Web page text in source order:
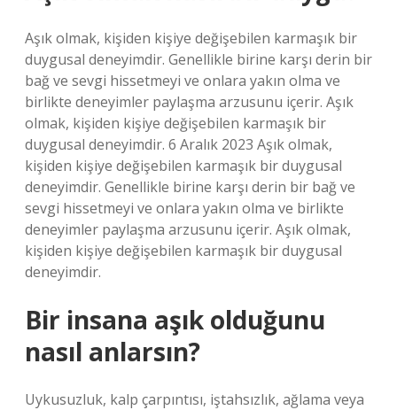
Aşık olmak, kişiden kişiye değişebilen karmaşık bir
duygusal deneyimdir. Genellikle birine karşı derin bir
bağ ve sevgi hissetmeyi ve onlara yakın olma ve
birlikte deneyimler paylaşma arzusunu içerir. Aşık
olmak, kişiden kişiye değişebilen karmaşık bir
duygusal deneyimdir. 6 Aralık 2023 Aşık olmak,
kişiden kişiye değişebilen karmaşık bir duygusal
deneyimdir. Genellikle birine karşı derin bir bağ ve
sevgi hissetmeyi ve onlara yakın olma ve birlikte
deneyimler paylaşma arzusunu içerir. Aşık olmak,
kişiden kişiye değişebilen karmaşık bir duygusal
deneyimdir.
Bir insana aşık olduğunu
nasıl anlarsın?
Uykusuzluk, kalp çarpıntısı, iştahsızlık, ağlama veya